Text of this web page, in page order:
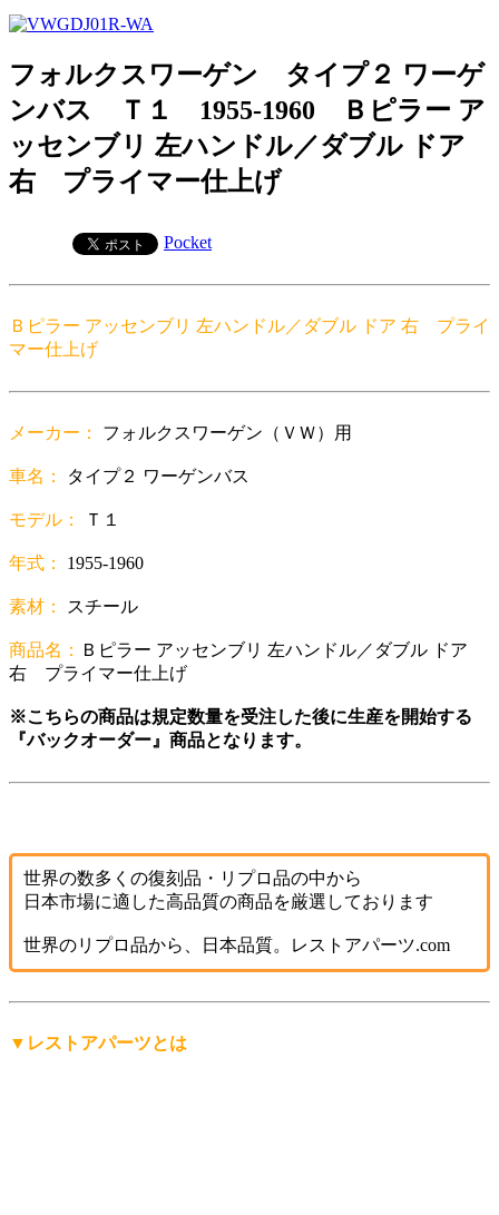
フォルクスワーゲン タイプ２ ワーゲ
ンバス Ｔ１ 1955-1960 Ｂピラー ア
ッセンブリ 左ハンドル／ダブル ドア
右 プライマー仕上げ
Pocket
Ｂピラー アッセンブリ 左ハンドル／ダブル ドア 右 プライ
マー仕上げ
メーカー： フォルクスワーゲン（ＶＷ）用
車名： タイプ２ ワーゲンバス
モデル： Ｔ１
年式： 1955-1960
素材： スチール
商品名：
Ｂピラー アッセンブリ 左ハンドル／ダブル ドア
右 プライマー仕上げ
※こちらの商品は規定数量を受注した後に生産を開始する
『バックオーダー』商品となります。
世界の数多くの復刻品・リプロ品の中から
日本市場に適した高品質の商品を厳選しております
世界のリプロ品から、日本品質。レストアパーツ.com
▼レストアパーツとは